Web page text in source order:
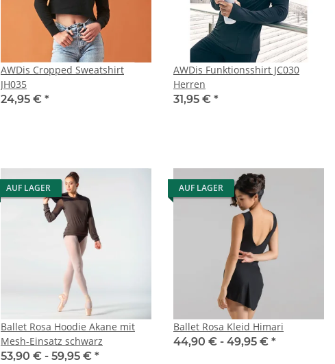
AWDis Cropped Sweatshirt
JH035
24,95 € *
AWDis Funktionsshirt JC030
Herren
31,95 € *
AUF LAGER
Ballet Rosa Hoodie Akane mit
Mesh-Einsatz schwarz
53,90 € - 59,95 € *
AUF LAGER
Ballet Rosa Kleid Himari
44,90 € - 49,95 € *